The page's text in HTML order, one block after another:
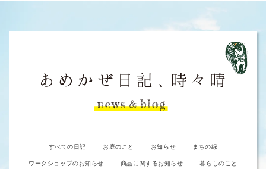
すべての日記 お庭のこと お知らせ まちの緑
ワークショップのお知らせ 商品に関するお知らせ 暮らしのこと